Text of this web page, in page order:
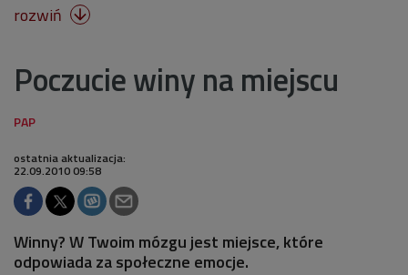
rozwiń 
Poczucie winy na miejscu
ostatnia aktualizacja:
22.09.2010 09:58
Winny? W Twoim mózgu jest miejsce, które
odpowiada za społeczne emocje.